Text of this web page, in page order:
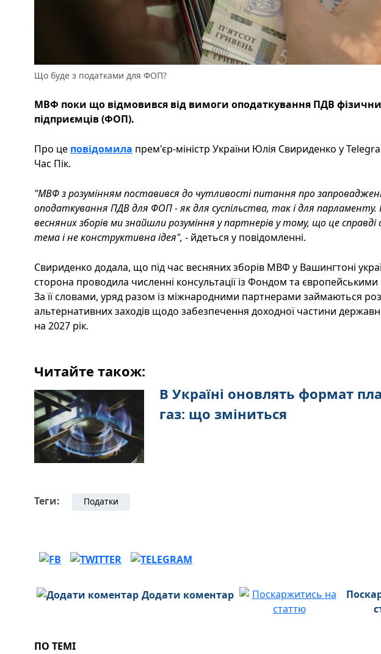
Що буде з податками для ФОП?
МВФ поки що відмовився від вимоги оподаткування ПДВ
підприємців (ФОП).
Про це повідомила прем'єр-міністр України Юлія Свириденко у
Час Пік.
"МВФ з розумінням поставився до чутливості питання про
оподаткування ПДВ для ФОП - як для суспільства, так і для парламенту.
весняних зборів ми знайшли розуміння у партнерів у тому, що це
тема і не конструктивна ідея", - йдеться у повідомленні.
Свириденко додала, що під час весняних зборів МВФ у Вашингтоні
сторона проводила численні консультації із Фондом та
За її словами, уряд разом із міжнародними партнерами займаються
альтернативних заходів щодо забезпечення доходної частини
на 2027 рік.
Читайте також:
В Україні оновлять формат
газ: що зміниться
Теги: Податки
Додати коментар
ПО ТЕМІ